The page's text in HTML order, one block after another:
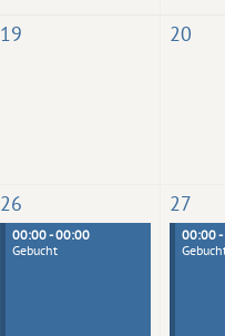
19 20
26
00:00 - 00:00
Gebucht
27
00:00